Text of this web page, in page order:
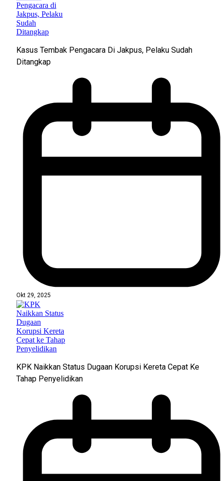
Kasus Tembak Pengacara Di Jakpus, Pelaku Sudah
Ditangkap
Okt 29, 2025
KPK Naikkan Status Dugaan Korupsi Kereta Cepat Ke
Tahap Penyelidikan